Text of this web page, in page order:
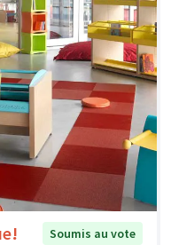
Soumis au vote